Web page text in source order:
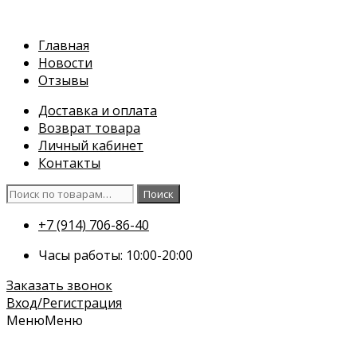
содержимому
Главная
Новости
Отзывы
Доставка и оплата
Возврат товара
Личный кабинет
Контакты
Искать:
Поиск
+7 (914) 706-86-40
Часы работы: 10:00-20:00
Заказать звонок
Вход/Регистрация
МенюМеню